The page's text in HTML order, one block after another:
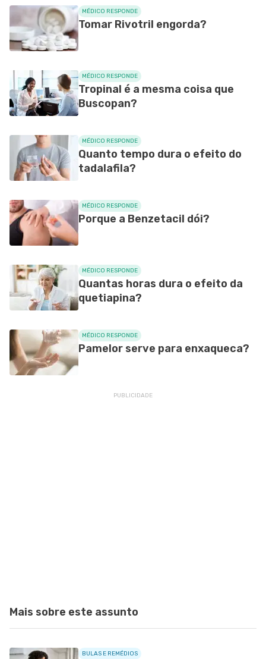
MÉDICO RESPONDE
Tomar Rivotril engorda?
MÉDICO RESPONDE
Tropinal é a mesma coisa que
Buscopan?
MÉDICO RESPONDE
Quanto tempo dura o efeito do
tadalafila?
MÉDICO RESPONDE
Porque a Benzetacil dói?
MÉDICO RESPONDE
Quantas horas dura o efeito da
quetiapina?
MÉDICO RESPONDE
Pamelor serve para enxaqueca?
Mais sobre este assunto
BULAS E REMÉDIOS